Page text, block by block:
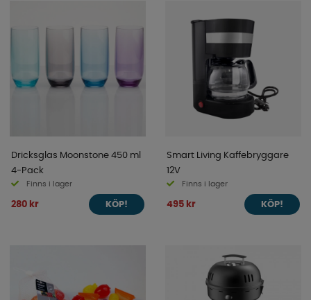
Dricksglas Moonstone 450 ml
4-Pack
Finns i lager
280 kr KÖP!
Smart Living Kaffebryggare
12V
Finns i lager
495 kr KÖP!